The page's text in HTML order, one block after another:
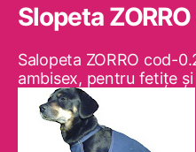
Slopeta
Salopeta ZORRO cod-
ambisex, pentru fetiţe şi